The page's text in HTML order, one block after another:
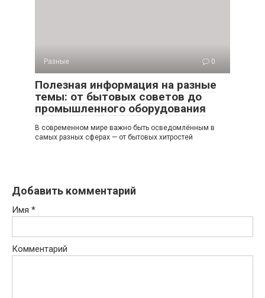
Разные 0
Полезная информация на разные
темы: от бытовых советов до
промышленного оборудования
В современном мире важно быть осведомлённым в
самых разных сферах — от бытовых хитростей
Добавить комментарий
Имя *
Комментарий